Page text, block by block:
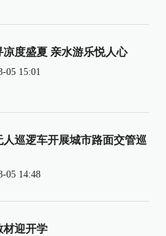
凉度盛夏 亲水游乐悦人心
05 15:01
人巡逻车开展城市路面交管巡
05 14:48
材迎开学